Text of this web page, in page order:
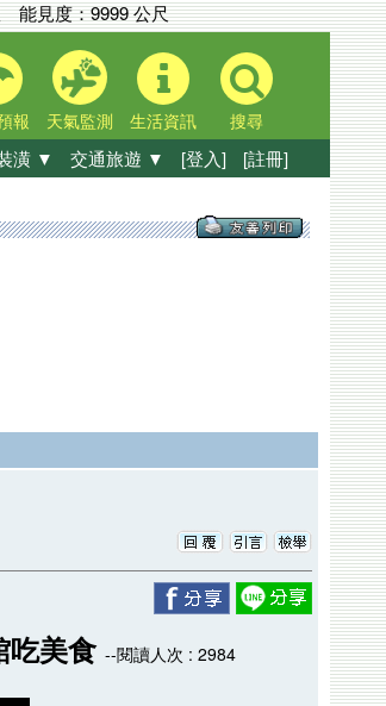
能見度：9999 公尺
報 天氣監測 生活資訊 搜尋
潢 ▼ 交通旅遊 ▼ [登入] [註冊]
吃美食 --閱讀人次 : 2984